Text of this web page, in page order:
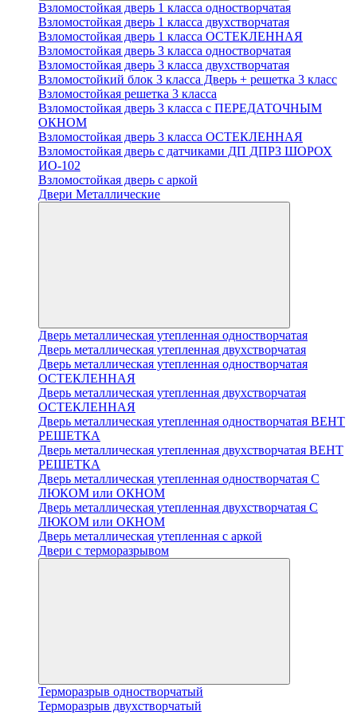
Взломостойкая дверь 1 класса одностворчатая
Взломостойкая дверь 1 класса двухстворчатая
Взломостойкая дверь 1 класса ОСТЕКЛЕННАЯ
Взломостойкая дверь 3 класса одностворчатая
Взломостойкая дверь 3 класса двухстворчатая
Взломостойкий блок 3 класса Дверь + решетка 3 класс
Взломостойкая решетка 3 класса
Взломостойкая дверь 3 класса с ПЕРЕДАТОЧНЫМ
ОКНОМ
Взломостойкая дверь 3 класса ОСТЕКЛЕННАЯ
Взломостойкая дверь с датчиками ДП ДПРЗ ШОРОХ
ИО-102
Взломостойкая дверь с аркой
Двери Металлические
Дверь металлическая утепленная одностворчатая
Дверь металлическая утепленная двухстворчатая
Дверь металлическая утепленная одностворчатая
ОСТЕКЛЕННАЯ
Дверь металлическая утепленная двухстворчатая
ОСТЕКЛЕННАЯ
Дверь металлическая утепленная одностворчатая ВЕНТ
РЕШЕТКА
Дверь металлическая утепленная двухстворчатая ВЕНТ
РЕШЕТКА
Дверь металлическая утепленная одностворчатая С
ЛЮКОМ или ОКНОМ
Дверь металлическая утепленная двухстворчатая С
ЛЮКОМ или ОКНОМ
Дверь металлическая утепленная с аркой
Двери с терморазрывом
Терморазрыв одностворчатый
Терморазрыв двухстворчатый